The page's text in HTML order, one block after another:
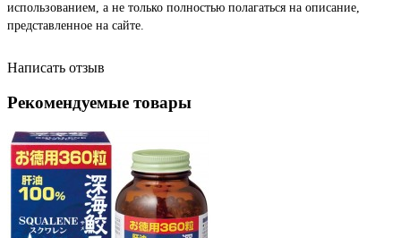
использованием, а не только полностью полагаться на описание,
представленное на сайте.
Написать отзыв
Рекомендуемые товары